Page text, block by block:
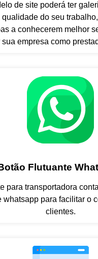
de site poderá ter
qualidade do seu
a conhecerem melhor
empresa como
Flutuante
para transportadora
whatsapp para facilitar o
clientes.